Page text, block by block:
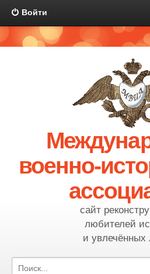
Войти
военно-
сайт
любителей
и